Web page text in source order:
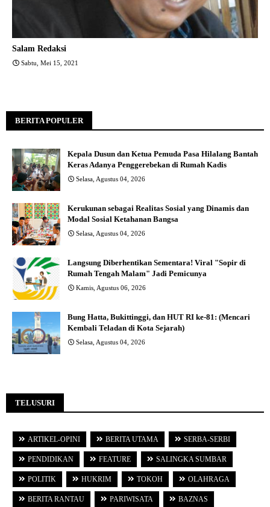
Salam Redaksi
Sabtu, Mei 15, 2021
BERITA POPULER
Kepala Dusun dan Ketua Pemuda Pasa Hilalang Bantah
Keras Adanya Penggerebekan di Rumah Kadis
Selasa, Agustus 04, 2026
Kerukunan sebagai Realitas Sosial yang Dinamis dan
Modal Sosial Ketahanan Bangsa
Selasa, Agustus 04, 2026
Langsung Diberhentikan Sementara! Viral "Sopir di
Rumah Tengah Malam" Jadi Pemicunya
Kamis, Agustus 06, 2026
Bung Hatta, Bukittinggi, dan HUT RI ke-81: (Mencari
Kembali Teladan di Kota Sejarah)
Selasa, Agustus 04, 2026
TELUSURI
ARTIKEL-OPINI BERITA UTAMA SERBA-SERBI
PENDIDIKAN FEATURE SALINGKA SUMBAR
POLITIK HUKRIM TOKOH OLAHRAGA
BERITA RANTAU PARIWISATA BAZNAS